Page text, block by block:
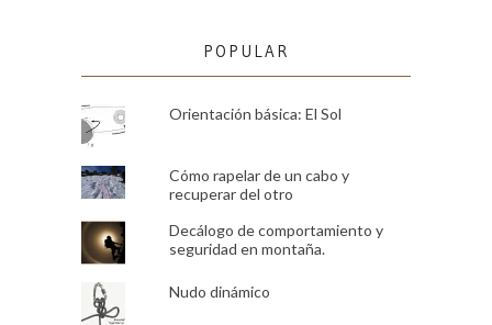
POPULAR
Orientación básica: El Sol
Cómo rapelar de un cabo y
recuperar del otro
Decálogo de comportamiento y
seguridad en montaña.
Nudo dinámico